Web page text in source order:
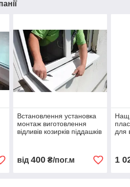
Встановлення установка
монтаж виготовлення
відливів козирків піддашків
від 400₴/пог.м
для
1